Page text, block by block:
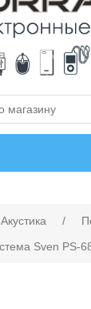
Акустика /
Sven PS-